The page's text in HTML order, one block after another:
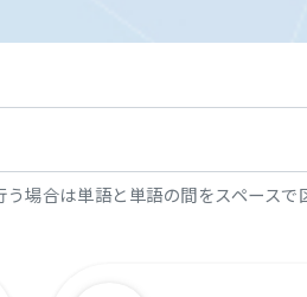
場合は単語と単語の間をスペースで